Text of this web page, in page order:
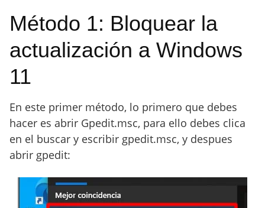
Método 1: Bloquear la
actualización a Windows
11
En este primer método, lo primero que debes
hacer es abrir Gpedit.msc, para ello debes clica
en el buscar y escribir gpedit.msc, y despues
abrir gpedit: